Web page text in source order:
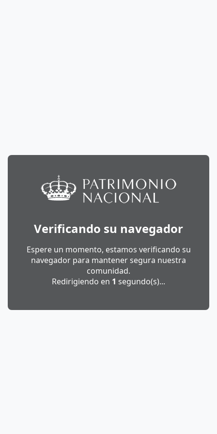
Verificando su navegador
Espere un momento, estamos verificando su
navegador para mantener segura nuestra
comunidad.
Redirigiendo en 1 segundo(s)...